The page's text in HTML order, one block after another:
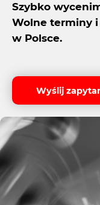
Dołącz
Szybko
Wolne terminy
w Polsce.
Wyślij